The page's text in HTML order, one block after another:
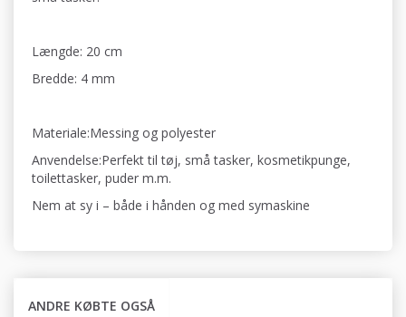
Længde: 20 cm
Bredde: 4 mm
Materiale:Messing og polyester
Anvendelse:Perfekt til tøj, små tasker, kosmetikpunge,
toilettasker, puder m.m.
Nem at sy i – både i hånden og med symaskine
ANDRE KØBTE OGSÅ